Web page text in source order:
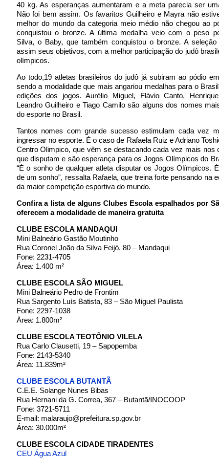
40 kg. As esperanças aumentaram e a meta parecia ser
Não foi bem assim. Os favaritos Guilheiro e Mayra não
melhor do mundo da categoria meio médio não chegou ao
conquistou o bronze. A última medalha veio com o peso
Silva, o Baby, que também conquistou o bronze. A seleção
assim seus objetivos, com a melhor participação do judô
olímpicos.
Ao todo,19 atletas brasileiros do judô já subiram ao pódio
sendo a modalidade que mais angariou medalhas para o
edições dos jogos. Aurélio Miguel, Flávio Canto,
Leandro Guilheiro e Tiago Camilo são alguns dos nomes
do esporte no Brasil.
Tantos nomes com grande sucesso estimulam cada vez
ingressar no esporte. É o caso de Rafaela Ruiz e Adriano
Centro Olimpico, que vêm se destacando cada vez mais nos
que disputam e são esperança para os Jogos Olímpicos do
“É o sonho de qualquer atleta disputar os Jogos Olímpicos.
de um sonho”, ressalta Rafaela, que treina forte pensando na
da maior competição esportiva do mundo.
Confira a lista de alguns Clubes Escola espalhados por
oferecem a modalidade de maneira gratuita
CLUBE ESCOLA MANDAQUI
Mini Balneário Gastão Moutinho
Rua Coronel João da Silva Feijó, 80 – Mandaqui
Fone: 2231-4705
Área: 1.400 m²
CLUBE ESCOLA SÃO MIGUEL
Mini Balneário Pedro de Frontim
Rua Sargento Luís Batista, 83 – São Miguel Paulista
Fone: 2297-1038
Área: 1.800m²
CLUBE ESCOLA TEOTÔNIO VILELA
Rua Carlo Clausetti, 19 – Sapopemba
Fone: 2143-5340
Área: 11.839m²
CLUBE ESCOLA BUTANTÃ
C.E.E. Solange Nunes Bibas
Rua Hernani da G. Correa, 367 – Butantã/INOCOOP
Fone: 3721-5711
E-mail: malaraujo@prefeitura.sp.gov.br
Área: 30.000m²
CLUBE ESCOLA CIDADE TIRADENTES
CEU Água Azul